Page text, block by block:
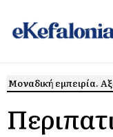
Μοναδική εμπειρία.